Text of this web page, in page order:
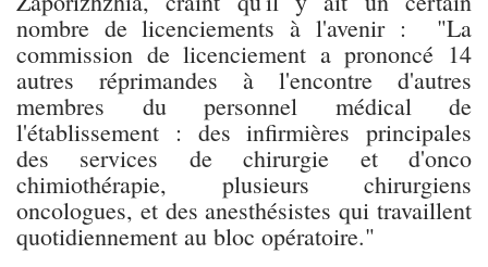
nombre de licenciements à l'avenir : "La
commission de licenciement a prononcé 14
autres réprimandes à l'encontre d'autres
membres du personnel médical de
l'établissement : des infirmières principales
des services de chirurgie et d'onco
chimiothérapie, plusieurs chirurgiens
oncologues, et des anesthésistes qui travaillent
quotidiennement au bloc opératoire."